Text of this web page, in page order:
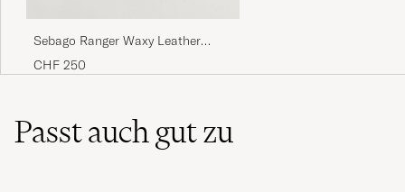
Sebago Ranger Waxy Leather
Loafer Total Black
CHF 250
Passt auch gut zu